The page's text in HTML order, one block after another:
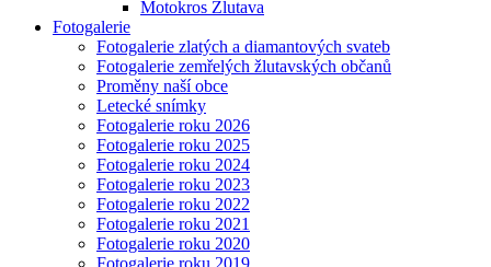
Motokros Žlutava
Fotogalerie
Fotogalerie zlatých a diamantových svateb
Fotogalerie zemřelých žlutavských občanů
Proměny naší obce
Letecké snímky
Fotogalerie roku 2026
Fotogalerie roku 2025
Fotogalerie roku 2024
Fotogalerie roku 2023
Fotogalerie roku 2022
Fotogalerie roku 2021
Fotogalerie roku 2020
Fotogalerie roku 2019